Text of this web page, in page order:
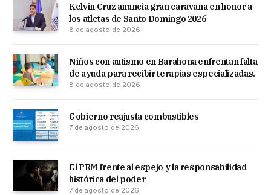
Kelvin Cruz anuncia gran caravana en honor a
los atletas de Santo Domingo 2026
8 de agosto de 2026
Niños con autismo en Barahona enfrentan falta
de ayuda para recibir terapias especializadas.
8 de agosto de 2026
Gobierno reajusta combustibles
7 de agosto de 2026
El PRM frente al espejo y la responsabilidad
histórica del poder
7 de agosto de 2026